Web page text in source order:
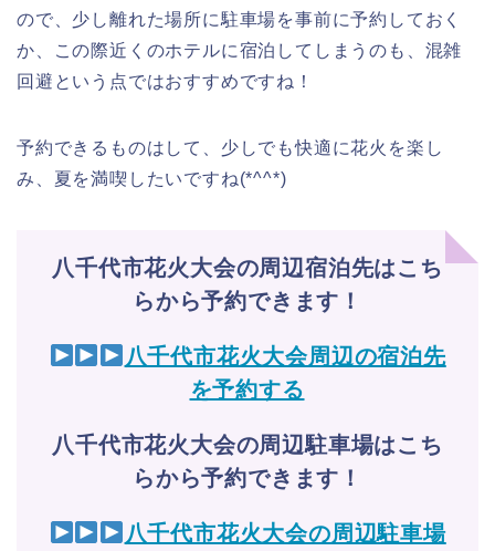
ので、少し離れた場所に駐車場を事前に予約しておく
か、この際近くのホテルに宿泊してしまうのも、混雑
回避という点ではおすすめですね！
予約できるものはして、少しでも快適に花火を楽し
み、夏を満喫したいですね(*^^*)
八千代市花火大会の周辺宿泊先はこち
らから予約できます！
八千代市花火大会周辺の宿泊先
を予約する
八千代市花火大会の周辺駐車場はこち
らから予約できます！
八千代市花火大会の周辺駐車場